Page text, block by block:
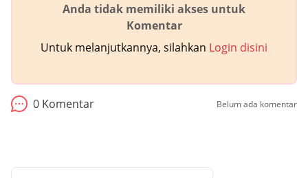
Anda tidak memiliki akses untuk
Komentar
Untuk melanjutkannya, silahkan Login disini
0 Komentar Belum ada komentar